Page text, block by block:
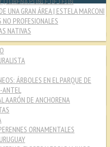
UNA GRAN ÁREA | ESTELA MARCONI
NO PROFESIONALES
NATIVAS
ÁRBOLES EN EL PARQUE DE
ANTEL
AARÓN DE ANCHORENA
ORNAMENTALES